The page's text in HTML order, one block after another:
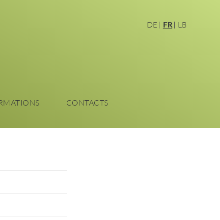
DE FR LB
CONTACTS